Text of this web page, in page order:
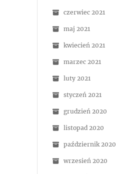
czerwiec 2021
maj 2021
kwiecień 2021
marzec 2021
luty 2021
styczeń 2021
grudzień 2020
listopad 2020
październik 2020
wrzesień 2020